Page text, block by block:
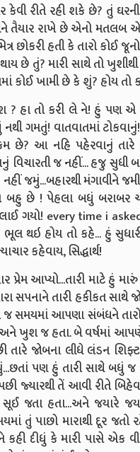
રીતે રહી શકે છે? તું ઘરની
તૈયાર રાખે છે એનો મતલબ એ
છોકરી હતી કે તારો
થાય છે તું? મારી સાથે તો
કોઈ ખામી છે કે શું? હોય તો
? હા તો કરી લે ને! હું પણ
ગમતું! વાતવાતમાં
છે? આ નહિ પહેરવાનું
જ નહીં... હજુ સુધી
જમું...બહારથી મંગાવીને
બહુ છે ! પેહલા બધું
ગયો! every time i
ભૂલ થઇ હોય તો કહે... હું
કહેવાય, સિદ્ધાર્થ!
પ્રેમ આપ્યો...તારી માટે હું
સપનાને તારી હકીકત
સમયમાં આપણા સંબંધને તારો
અને ખુશ જ હતા. બે
પછી તારે જોબના લીધે
પણ હું તારી સાથે બધું
જ્યારથી તેં આવી રીતે
જતા હતા...અને જયારે
તું પાછો મારાથી દૂર
દીધું કે મારી પાસે